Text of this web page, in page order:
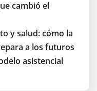
cambió el
y salud: cómo la
a los futuros
asistencial